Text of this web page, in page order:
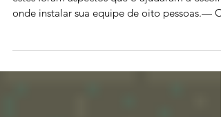
Daniel Stain, CEO da Blue Note Rio, conta
estes foram aspectos que o ajudaram a